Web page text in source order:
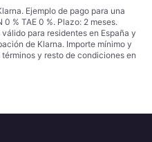
Ejemplo de pago para una
% TAE 0 %. Plazo: 2 meses.
para residentes en España y
de Klarna. Importe mínimo y
y resto de condiciones en